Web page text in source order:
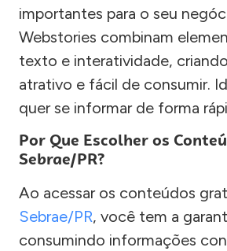
importantes para o seu
Webstories combinam
texto e interatividade,
atrativo e fácil de consumir.
quer se informar de forma
Por Que Escolher os
Sebrae/PR?
Ao acessar os conteúdos
Sebrae/PR, você tem a
consumindo informações